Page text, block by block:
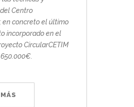
Centro
en concreto el último
incorporado en el
CircularCETIM